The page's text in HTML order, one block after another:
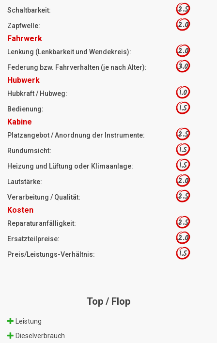
Schaltbarkeit: 2.5
Zapfwelle: 2.0
Fahrwerk
Lenkung (Lenkbarkeit und Wendekreis): 2.0
Federung bzw. Fahrverhalten (je nach Alter): 3.0
Hubwerk
Hubkraft / Hubweg: 1.0
Bedienung: 1.5
Kabine
Platzangebot / Anordnung der Instrumente: 2.5
Rundumsicht: 1.5
Heizung und Lüftung oder Klimaanlage: 1.5
Lautstärke: 2.0
Verarbeitung / Qualität: 2.5
Kosten
Reparaturanfälligkeit: 2.5
Ersatzteilpreise: 2.0
Preis/Leistungs-Verhältnis: 1.5
Top / Flop
Leistung
Dieselverbrauch